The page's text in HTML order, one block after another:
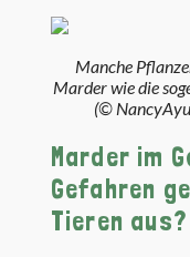
Manche
Marder wie die
(©
Marder im
Gefahren
Tieren aus?